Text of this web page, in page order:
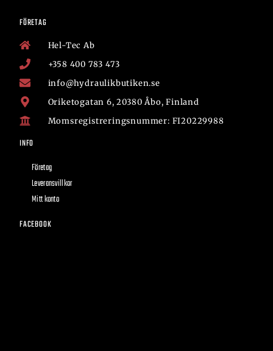
FÖRETAG
Hel-Tec Ab
+358 400 783 473
info@hydraulikbutiken.se
Oriketogatan 6, 20380 Åbo, Finland
Momsregistreringsnummer: FI20229988
INFO
Företag
Leveransvillkor
Mitt konto
FACEBOOK